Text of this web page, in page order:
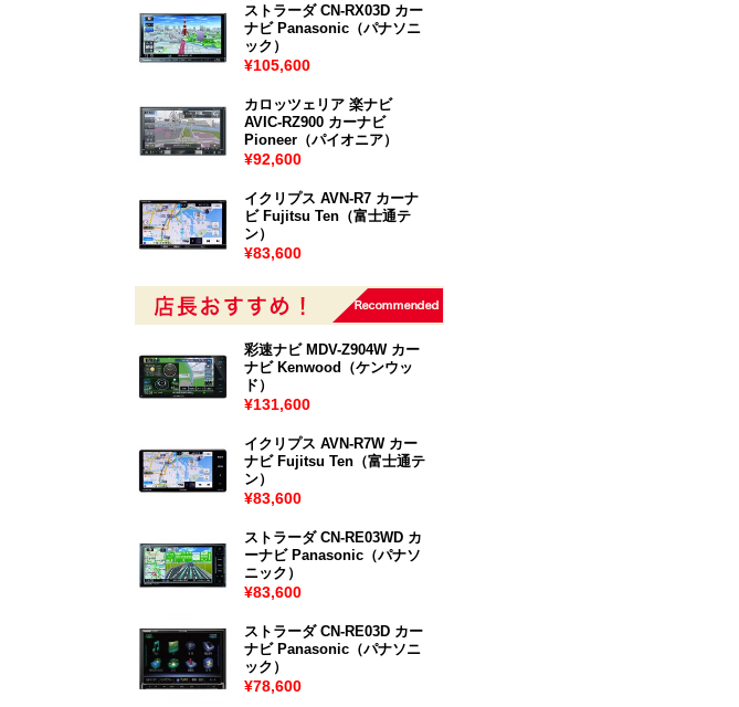
ストラーダ CN-RX03D カー
ナビ Panasonic（パナソニ
ック）
¥105,600
カロッツェリア 楽ナビ
AVIC-RZ900 カーナビ
Pioneer（パイオニア）
¥92,600
イクリプス AVN-R7 カーナ
ビ Fujitsu Ten（富士通テ
ン）
¥83,600
彩速ナビ MDV-Z904W カー
ナビ Kenwood（ケンウッ
ド）
¥131,600
イクリプス AVN-R7W カー
ナビ Fujitsu Ten（富士通テ
ン）
¥83,600
ストラーダ CN-RE03WD カ
ーナビ Panasonic（パナソ
ニック）
¥83,600
ストラーダ CN-RE03D カー
ナビ Panasonic（パナソニ
ック）
¥78,600